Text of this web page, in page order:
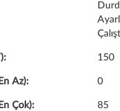
150
Az): 0
Çok): 85